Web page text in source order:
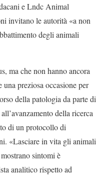
e Lndc Animal
invitano le autorità «a non
degli animali
ma che non hanno ancora
preziosa occasione per
della patologia da parte di
della ricerca
di un protocollo di
«Lasciare in vita gli animali
sintomi è
analitico rispetto ad